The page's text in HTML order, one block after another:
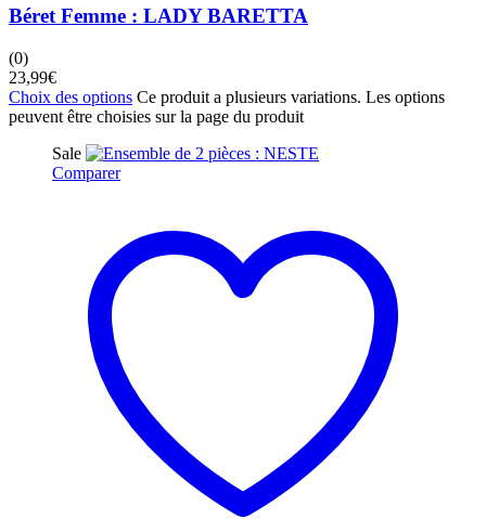
Béret Femme : LADY BARETTA
(0)
23,99€
Choix des options Ce produit a plusieurs variations. Les options
peuvent être choisies sur la page du produit
Sale
Comparer